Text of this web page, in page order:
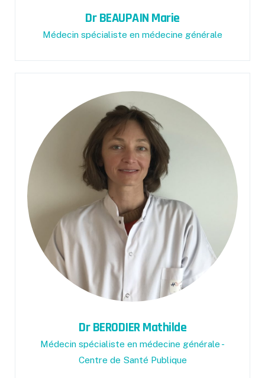
Dr BEAUPAIN Marie
Médecin spécialiste en médecine générale
Dr BERODIER Mathilde
Médecin spécialiste en médecine générale -
Centre de Santé Publique